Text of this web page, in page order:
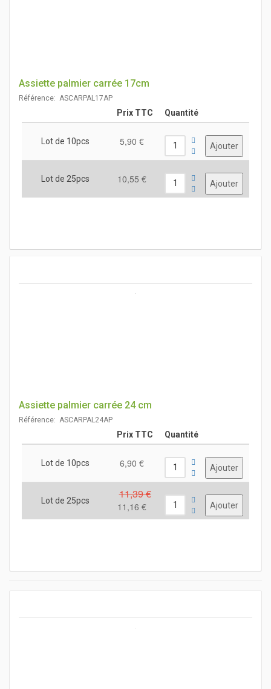
Assiette palmier carrée 17cm
Référence: ASCARPAL17AP
Prix TTC Quantité
Lot de 10pcs 5,90 €
Lot de 25pcs 10,55 €
Assiette palmier carrée 24 cm
Référence: ASCARPAL24AP
Prix TTC Quantité
Lot de 10pcs 6,90 €
Lot de 25pcs 11,39 €
11,16 €